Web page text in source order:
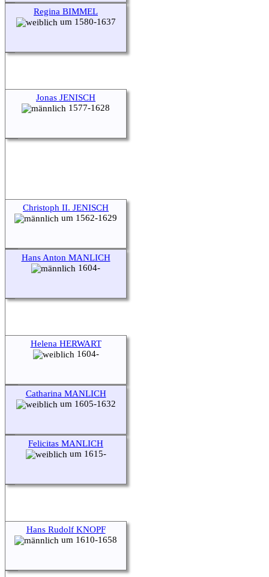
Regina BIMMEL
um 1580-1637
Jonas JENISCH
1577-1628
Christoph II. JENISCH
um 1562-1629
Hans Anton MANLICH
1604-
Helena HERWART
1604-
Catharina MANLICH
um 1605-1632
Felicitas MANLICH
um 1615-
Hans Rudolf KNOPF
um 1610-1658